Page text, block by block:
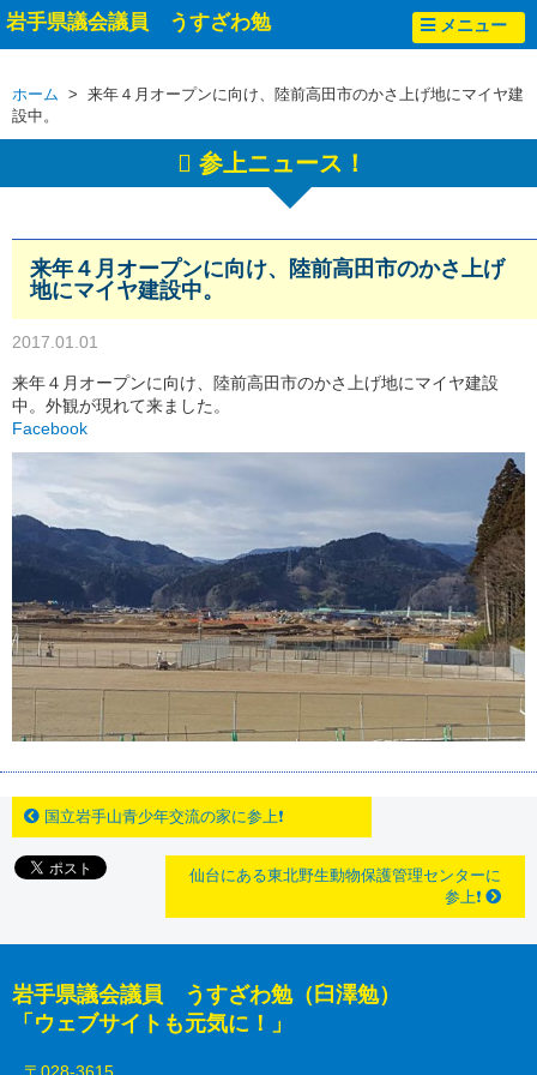
岩手県議会議員 うすざわ勉 メニュー
ホーム > 来年４月オープンに向け、陸前高田市のかさ上げ地にマイヤ建
設中。
参上ニュース！
来年４月オープンに向け、陸前高田市のかさ上げ
地にマイヤ建設中。
2017.01.01
来年４月オープンに向け、陸前高田市のかさ上げ地にマイヤ建設
中。外観が現れて来ました。
Facebook
国立岩手山青少年交流の家に参上❗
仙台にある東北野生動物保護管理センターに
参上❗
岩手県議会議員 うすざわ勉（臼澤勉）
「ウェブサイトも元気に！」